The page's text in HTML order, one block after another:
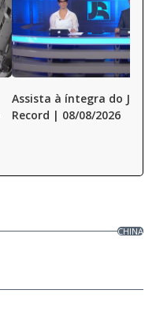
Assista à íntegra do
Record | 08/08/2026
CHINA